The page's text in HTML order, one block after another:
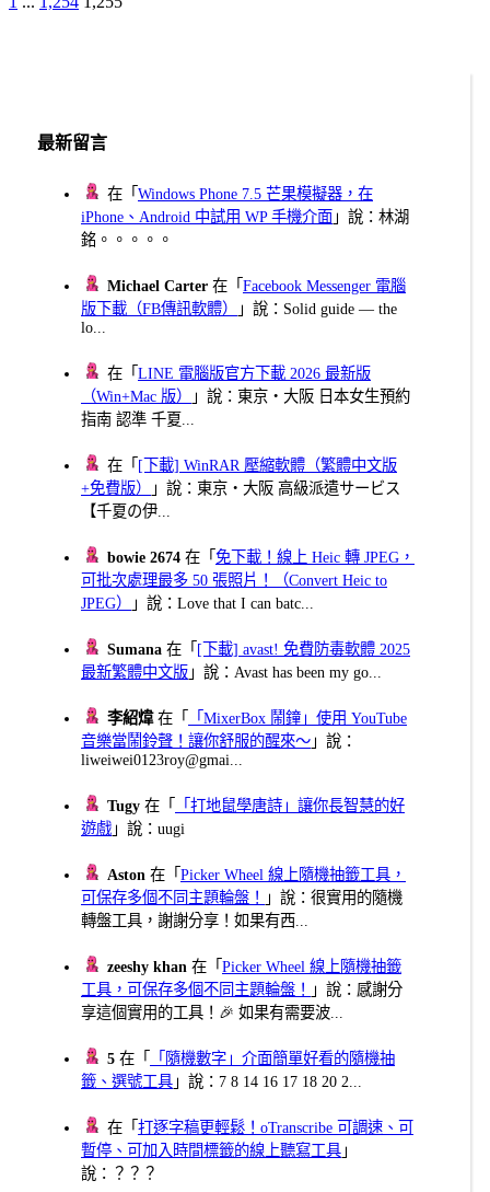
文
最新留言
在「Windows Phone 7.5 芒果模擬器，在
iPhone、Android 中試用 WP 手機介面 」說：林湖
銘。。。。。
Michael Carter 在「Facebook Messenger 電腦
版下載（FB傳訊軟體）
」說：Solid guide — the
lo...
在「LINE 電腦版官方下載 2026 最新版
（Win+Mac 版）
」說：東京・大阪 日本女生預約
指南 認準 千夏...
在「 [下載] WinRAR 壓縮軟體（繁體中文版
+免費版）
」說：東京・大阪 高級派遣サービス
【千夏の伊...
bowie 2674 在「免下載！線上 Heic 轉 JPEG，
可批次處理最多 50 張照片！（Convert Heic to
JPEG）
」說：Love that I can batc...
Sumana 在「 [下載] avast! 免費防毒軟體 2025
最新繁體中文版 」說：Avast has been my go...
李紹煒在「
「MixerBox 鬧鐘」使用 YouTube
音樂當鬧鈴聲！讓你舒服的醒來～ 」說：
liweiwei0123roy@gmai...
Tugy 在「
「打地鼠學唐詩」讓你長智慧的好
遊戲 」說：uugi
Aston 在「Picker Wheel 線上隨機抽籤工具，
可保存多個不同主題輪盤！
」說：很實用的隨機
轉盤工具，謝謝分享！如果有西...
zeeshy khan 在「Picker Wheel 線上隨機抽籤
工具，可保存多個不同主題輪盤！
」說：感謝分
享這個實用的工具！🎉 如果有需要波...
5 在「
「隨機數字」介面簡單好看的隨機抽
籤、選號工具 」說：7 8 14 16 17 18 20 2...
在「打逐字稿更輕鬆！oTranscribe 可調速、可
暫停、可加入時間標籤的線上聽寫工具 」
說：？？？